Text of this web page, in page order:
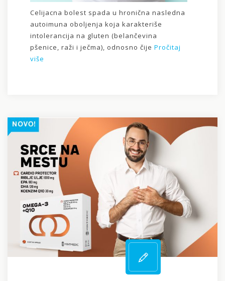
Celijacna bolest spada u hronična nasledna
autoimuna oboljenja koja karakteriše
intolerancija na gluten (belančevina
pšenice, raži i ječma), odnosno čije Pročitaj
više